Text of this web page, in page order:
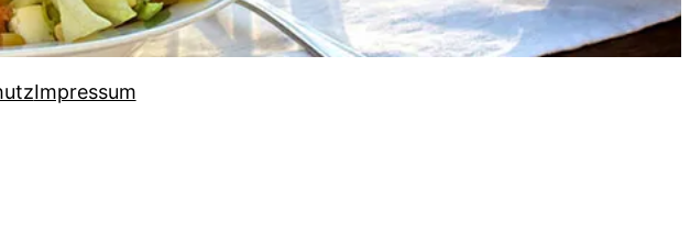
Impressum